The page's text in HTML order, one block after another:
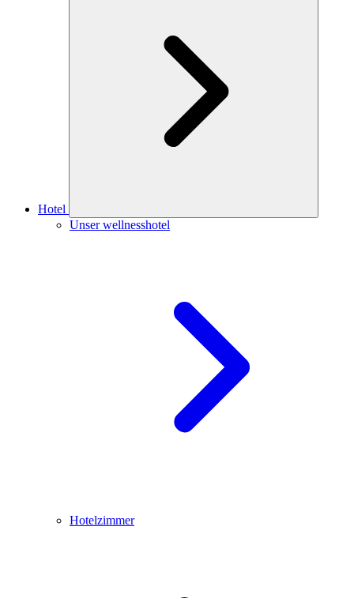
Hotel
Unser wellnesshotel
Hotelzimmer